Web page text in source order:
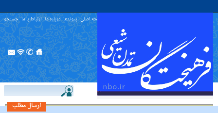
صفحه اصلی پیوندها درباره ما ارتباط با ما جستجو
ارسال مطلب